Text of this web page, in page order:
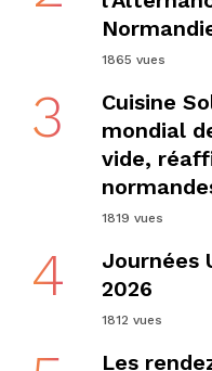
1865 vues
3
Cuisine
mondial
vide,
1819 vues
4
Journées
2026
1812 vues
Les